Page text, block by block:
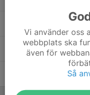
Michael Sellgren
Per Eriksson
Robert Swensson
Vi använder oss
webbplats ska
även för
Så